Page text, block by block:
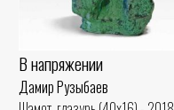
В напряжении
Дамир Рузыбаев